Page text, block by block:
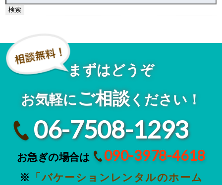
索:
まずはどうぞ
お気軽にご相談 ください！
06-7508-1293
お急ぎの場合は 090-3978-4618
※
「バケーションレンタルのホーム